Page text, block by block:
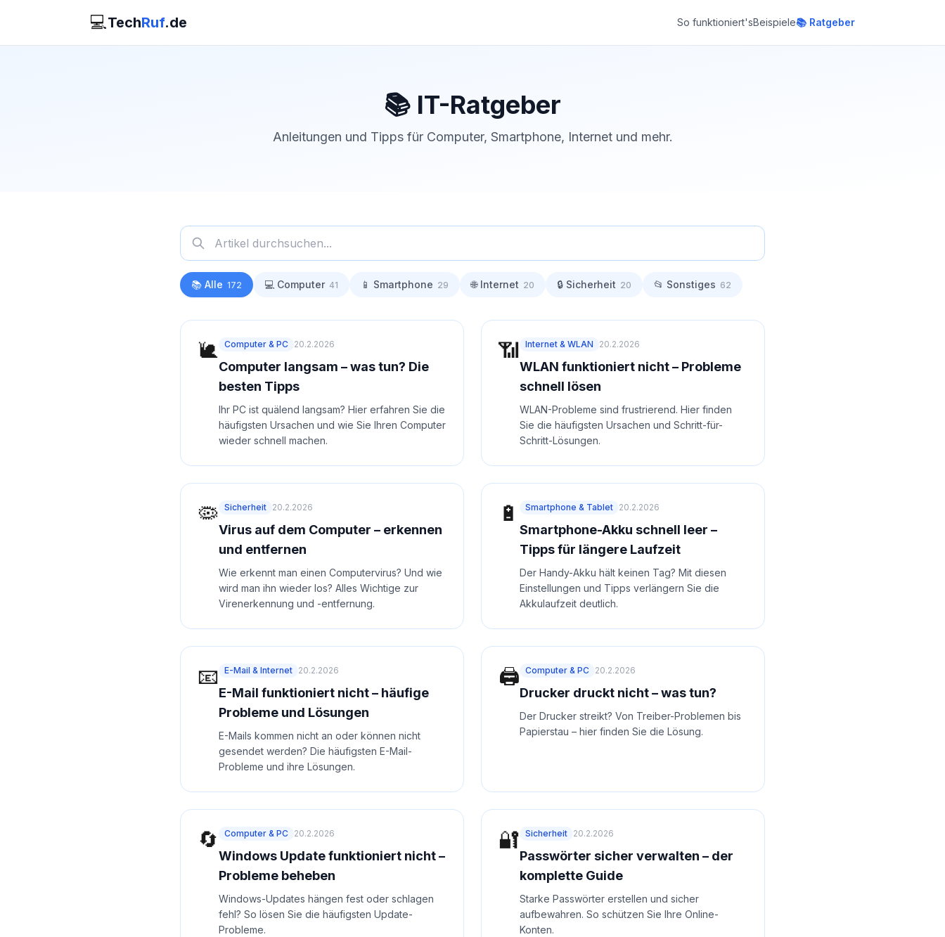
💻TechRuf.de So funktioniert'sBeispiele📚 Ratgeber
📚 IT-Ratgeber
Anleitungen und Tipps für Computer, Smartphone, Internet und mehr.
📚 Alle 172 💻 Computer 41 📱 Smartphone 29 🌐 Internet 20 🔒 Sicherheit 20 📂 Sonstiges 62
🐌 Computer & PC 20.2.2026
Computer langsam – was tun? Die
besten Tipps
Ihr PC ist quälend langsam? Hier erfahren Sie die
häufigsten Ursachen und wie Sie Ihren Computer
wieder schnell machen.
📶 Internet & WLAN 20.2.2026
WLAN funktioniert nicht – Probleme
schnell lösen
WLAN-Probleme sind frustrierend. Hier finden
Sie die häufigsten Ursachen und Schritt-für-
Schritt-Lösungen.
🦠 Sicherheit 20.2.2026
Virus auf dem Computer – erkennen
und entfernen
Wie erkennt man einen Computervirus? Und wie
wird man ihn wieder los? Alles Wichtige zur
Virenerkennung und -entfernung.
🔋 Smartphone & Tablet 20.2.2026
Smartphone-Akku schnell leer –
Tipps für längere Laufzeit
Der Handy-Akku hält keinen Tag? Mit diesen
Einstellungen und Tipps verlängern Sie die
Akkulaufzeit deutlich.
📧 E-Mail & Internet 20.2.2026
E-Mail funktioniert nicht – häufige
Probleme und Lösungen
E-Mails kommen nicht an oder können nicht
gesendet werden? Die häufigsten E-Mail-
Probleme und ihre Lösungen.
🖨️ Computer & PC 20.2.2026
Drucker druckt nicht – was tun?
Der Drucker streikt? Von Treiber-Problemen bis
Papierstau – hier finden Sie die Lösung.
🔄 Computer & PC 20.2.2026
Windows Update funktioniert nicht –
Probleme beheben
Windows-Updates hängen fest oder schlagen
fehl? So lösen Sie die häufigsten Update-
Probleme.
🔐 Sicherheit 20.2.2026
Passwörter sicher verwalten – der
komplette Guide
Starke Passwörter erstellen und sicher
aufbewahren. So schützen Sie Ihre Online-
Konten.